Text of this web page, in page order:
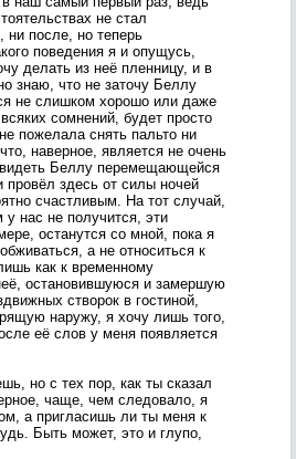
не стал
ни после, но теперь
поведения я и опущусь,
делать из неё пленницу, и в
знаю, что не заточу Беллу
не слишком хорошо или даже
сомнений, будет просто
пожелала снять пальто ни
наверное, является не очень
Беллу перемещающейся
провёл здесь от силы ночей
счастливым. На тот случай,
нас не получится, эти
останутся со мной, пока я
а не относиться к
как к временному
остановившуюся и замершую
створок в гостиной,
наружу, я хочу лишь того,
её слов у меня появляется
но с тех пор, как ты сказал
чаще, чем следовало, я
а пригласишь ли ты меня к
Быть может, это и глупо,